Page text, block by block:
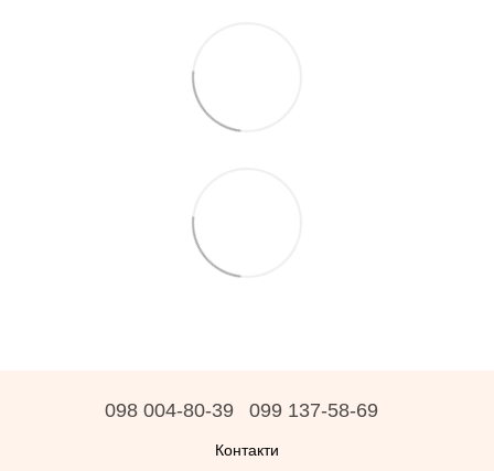
098 004-80-39 099 137-58-69
Контакти